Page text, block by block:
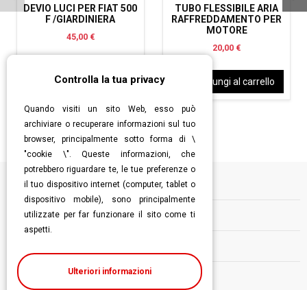
DEVIO LUCI PER FIAT 500
F /GIARDINIERA
45,00 €
Aggiungi al carrello
TUBO FLESSIBILE ARIA
RAFFREDDAMENTO PER
MOTORE
20,00 €
Aggiungi al carrello
Informazioni
Follow us
Controlla la tua privacy
Quando visiti un sito Web, esso può
archiviare o recuperare informazioni sul tuo
browser, principalmente sotto forma di \
"cookie \". Queste informazioni, che
potrebbero riguardare te, le tue preferenze o
il tuo dispositivo internet (computer, tablet o
dispositivo mobile), sono principalmente
utilizzate per far funzionare il sito come ti
aspetti.
Ulteriori informazioni